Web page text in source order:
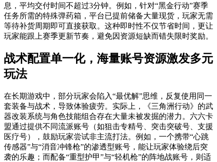
息，平均交付时间不超过3分钟。例如，针对“黑金行动”赛季
任务所需的特殊弹药箱，平台已提前储备大量现货，玩家无需
等待补货周期即可直接获取。这种即时性不仅节省时间，更让
玩家能跟上赛季更新节奏，避免因资源短缺而错失限时奖励。
战术配置单一化，海量账号资源激发多元
玩法
在长期游戏中，部分玩家会陷入“最优解”思维，反复使用同一
套装备与战术，导致体验疲劳。实际上，《三角洲行动》的武
器改装系统与角色技能组合存在大量未被发掘的潜力。六六卡
盟通过提供不同流派账号（如狙击专精号、突击突破号、支援
医疗号），鼓励玩家尝试非主流打法。例如，一个携带“心跳
传感器”与“消音冲锋枪”的渗透型账号，能让玩家体验绕后突
袭的乐趣；而配备“重型护甲”与“轻机枪”的阵地战账号，则适